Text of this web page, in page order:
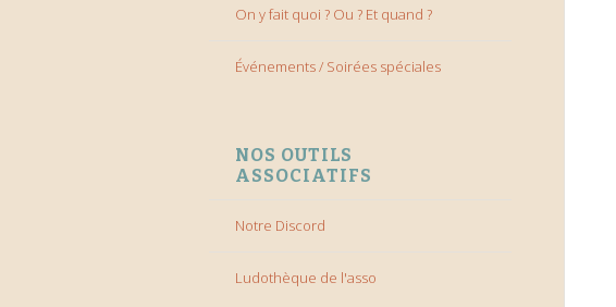
On y fait quoi ? Ou ? Et quand ?
Événements / Soirées spéciales
NOS OUTILS
ASSOCIATIFS
Notre Discord
Ludothèque de l'asso